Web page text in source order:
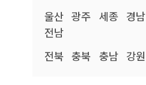
울산
광주 세종 경남
전남
전북
충북 충남 강원